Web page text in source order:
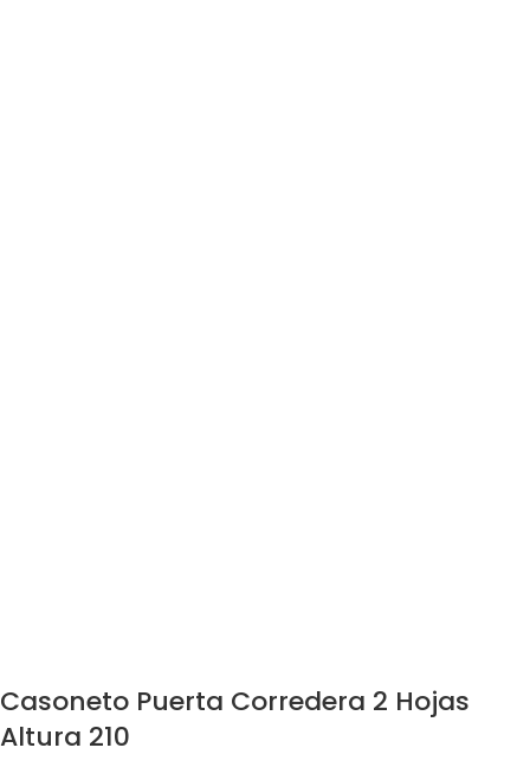
Casoneto Puerta Corredera 2 Hojas
Altura 210